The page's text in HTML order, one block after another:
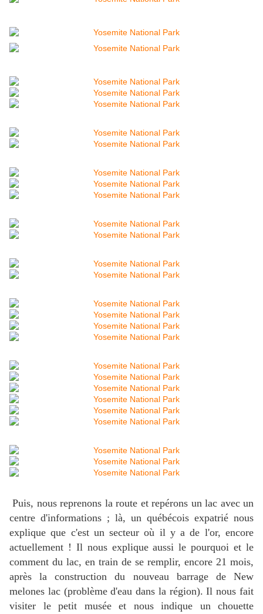
Puis, nous reprenons la route et repérons un lac avec un
centre d'informations ; là, un québécois expatrié nous
explique que c'est un secteur où il y a de l'or, encore
actuellement ! Il nous explique aussi le pourquoi et le
comment du lac, en train de se remplir, encore 21 mois,
après la construction du nouveau barrage de New
melones lac (problème d'eau dans la région). Il nous fait
visiter le petit musée et nous indique un chouette